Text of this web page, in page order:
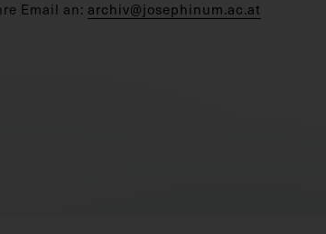
Email an: archiv@josephinum.ac.at